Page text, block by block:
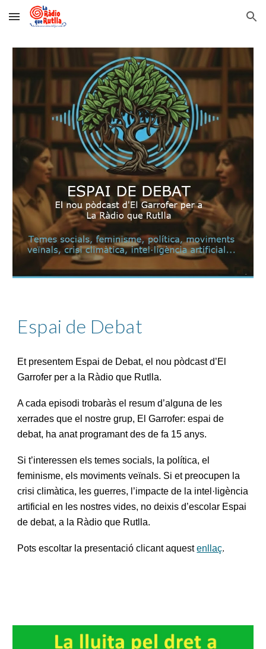
Skip to main content Skip to navigation
Espai de Debat
Et presentem Espai de Debat, el nou pòdcast d’El
Garrofer per a la Ràdio que Rutlla.
A cada episodi trobaràs el resum d’alguna de les
xerrades que el nostre grup, El Garrofer: espai de
debat, ha anat programant des de fa 15 anys.
Si t’interessen els temes socials, la política, el
feminisme, els moviments veïnals. Si et preocupen la
crisi climàtica, les guerres, l’impacte de la intel·ligència
artificial en les nostres vides, no deixis d’escolar Espai
de debat, a la Ràdio que Rutlla.
Pots escoltar la presentació clicant aquestenllaç.